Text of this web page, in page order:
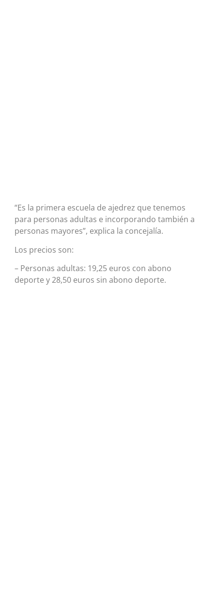
“Es la primera escuela de ajedrez que tenemos
para personas adultas e incorporando también a
personas mayores”, explica la concejalía.
Los precios son:
– Personas adultas: 19,25 euros con abono
deporte y 28,50 euros sin abono deporte.